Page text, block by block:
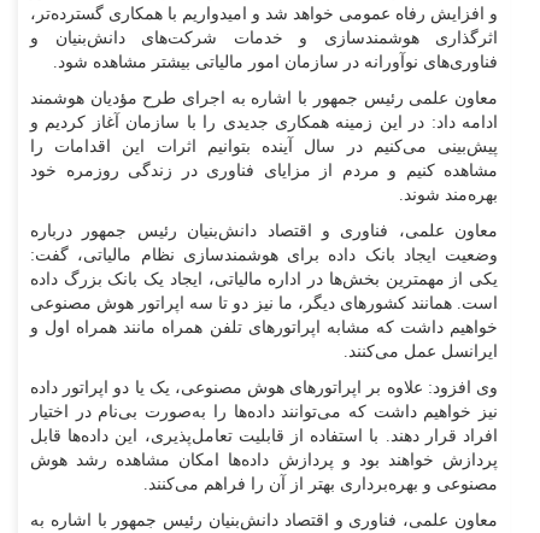
و افزایش رفاه عمومی خواهد شد و امیدواریم با همکاری گسترده‌تر،
اثرگذاری هوشمندسازی و خدمات شرکت‌های دانش‌بنیان و
فناوری‌های نوآورانه در سازمان امور مالیاتی بیشتر مشاهده شود.
معاون علمی رئیس جمهور با اشاره به اجرای طرح مؤدیان هوشمند
ادامه داد: در این زمینه همکاری جدیدی را با سازمان آغاز کردیم و
پیش‌بینی می‌کنیم در سال آینده بتوانیم اثرات این اقدامات را
مشاهده کنیم و مردم از مزایای فناوری در زندگی روزمره خود
بهره‌مند شوند.
معاون علمی، فناوری و اقتصاد دانش‌بنیان رئیس جمهور درباره
وضعیت ایجاد بانک داده برای هوشمندسازی نظام مالیاتی، گفت:
یکی از مهمترین بخش‌ها در اداره مالیاتی، ایجاد یک بانک بزرگ داده
است. همانند کشور‌های دیگر، ما نیز دو تا سه اپراتور هوش مصنوعی
خواهیم داشت که مشابه اپراتور‌های تلفن همراه مانند همراه اول و
ایرانسل عمل می‌کنند.
وی افزود: علاوه بر اپراتور‌های هوش مصنوعی، یک یا دو اپراتور داده
نیز خواهیم داشت که می‌توانند داده‌ها را به‌صورت بی‌نام در اختیار
افراد قرار دهند. با استفاده از قابلیت تعامل‌پذیری، این داده‌ها قابل
پردازش خواهند بود و پردازش داده‌ها امکان مشاهده رشد هوش
مصنوعی و بهره‌برداری بهتر از آن را فراهم می‌کنند.
معاون علمی، فناوری و اقتصاد دانش‌بنیان رئیس جمهور با اشاره به